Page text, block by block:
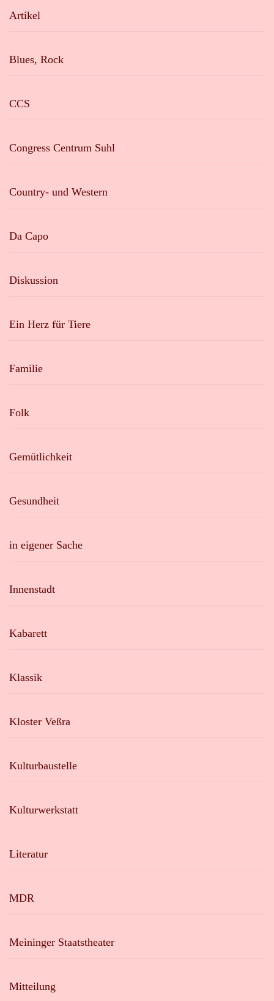
Artikel
Blues, Rock
CCS
Congress Centrum Suhl
Country- und Western
Da Capo
Diskussion
Ein Herz für Tiere
Familie
Folk
Gemütlichkeit
Gesundheit
in eigener Sache
Innenstadt
Kabarett
Klassik
Kloster Veßra
Kulturbaustelle
Kulturwerkstatt
Literatur
MDR
Meininger Staatstheater
Mitteilung